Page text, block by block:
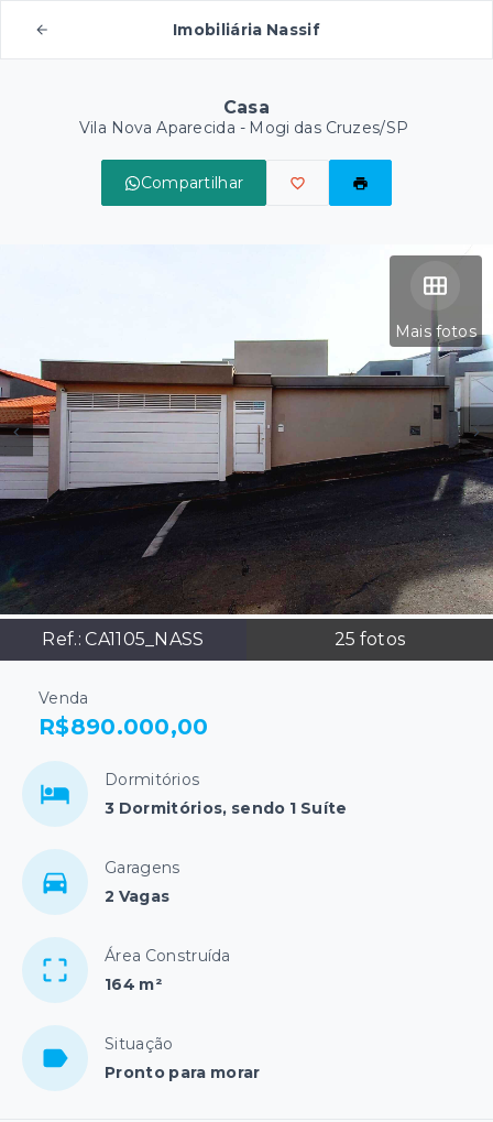
Imobiliária Nassif
Casa
Vila Nova Aparecida - Mogi das Cruzes/SP
Compartilhar
Mais fotos
Ref.:CA1105_NASS 25 fotos
Venda
R$890.000,00
Dormitórios
3 Dormitórios, sendo 1 Suíte
Garagens
2 Vagas
Área Construída
164 m²
Situação
Pronto para morar